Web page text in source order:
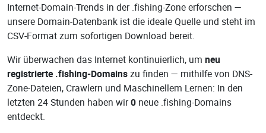
Internet-Domain-Trends in der .fishing-Zone erforschen —
unsere Domain-Datenbank ist die ideale Quelle und steht im
CSV-Format zum sofortigen Download bereit.
Wir überwachen das Internet kontinuierlich, um neu
registrierte .fishing-Domainszu finden — mithilfe von DNS-
Zone-Dateien, Crawlern und Maschinellem Lernen: In den
letzten 24 Stunden haben wir0 neue .fishing-Domains
entdeckt.